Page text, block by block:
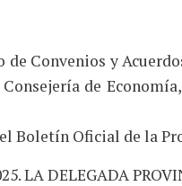
Convenios y
de
Boletín Oficial de la
LA DELEGADA